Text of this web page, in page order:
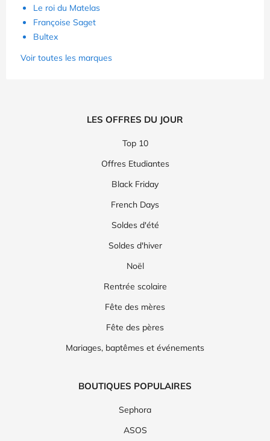
Le roi du Matelas
Françoise Saget
Bultex
Voir toutes les marques
LES OFFRES DU JOUR
Top 10
Offres Etudiantes
Black Friday
French Days
Soldes d'été
Soldes d'hiver
Noël
Rentrée scolaire
Fête des mères
Fête des pères
Mariages, baptêmes et événements
BOUTIQUES POPULAIRES
Sephora
ASOS